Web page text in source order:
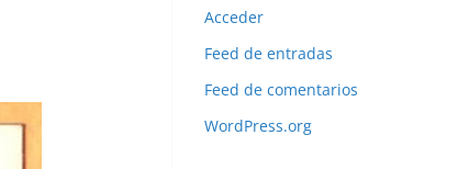
Acceder
Feed de entradas
Feed de comentarios
WordPress.org